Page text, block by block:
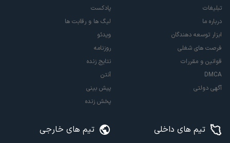
تبلیغات
درباره ما
ابزار توسعه دهندگان
فرصت های شغلی
قوانین و مقررات
DMCA
آگهی دولتی
پادکست
لیگ ها و رقابت ها
ویدئو
روزنامه
نتایج زنده
آنتن
پیش بینی
پخش زنده
تیم های داخلی تیم های خارجی